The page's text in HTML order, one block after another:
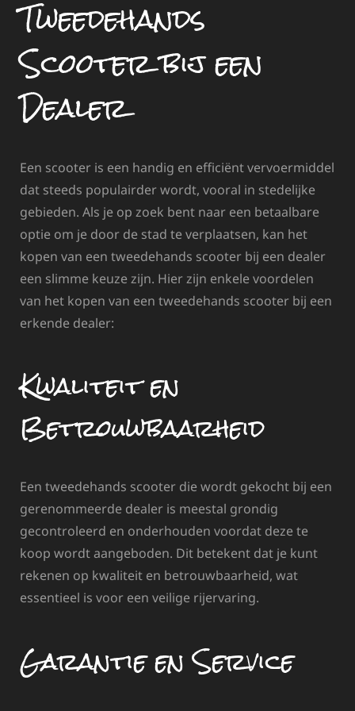
Tweedehands
Scooter bij een
Dealer
Een scooter is een handig en efficiënt vervoermiddel
dat steeds populairder wordt, vooral in stedelijke
gebieden. Als je op zoek bent naar een betaalbare
optie om je door de stad te verplaatsen, kan het
kopen van een tweedehands scooter bij een dealer
een slimme keuze zijn. Hier zijn enkele voordelen
van het kopen van een tweedehands scooter bij een
erkende dealer:
Kwaliteit en
Betrouwbaarheid
Een tweedehands scooter die wordt gekocht bij een
gerenommeerde dealer is meestal grondig
gecontroleerd en onderhouden voordat deze te
koop wordt aangeboden. Dit betekent dat je kunt
rekenen op kwaliteit en betrouwbaarheid, wat
essentieel is voor een veilige rijervaring.
Garantie en Service